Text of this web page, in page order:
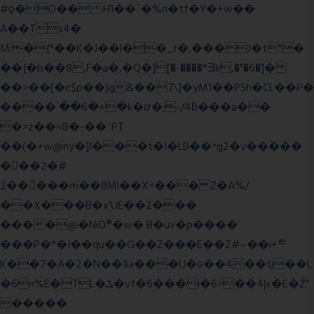
#ϙ�O�� :H1��`�%n�tf�Y�+w��
A��Ts4�
M:�{*��K�J��l��_r�,���J�t"�
��{�b��8,F�a�,�Q�][�-����*Ǝk,�"�6�]�
��>��[�c$p��)g&��7\]�yM1��PSh�CL��P�
����՝��6�+�k�ơ�;-/4ƃ���a��
�>z��=8�-��`PT
��(�+w@ny�]I���t�I�LB��^g2�v�����
��ٕ�2�#
2�����m��8Ml��X<��� Z�A%/
��X���B�x'UE��֔2���
����@�NiO®�w� B�uv�p����
���P�*�I��qu��G��Z��� E��Z#~��i+ᄐ
K��7�A�2�N��ăa���U�ɢ��4��tj��L
�6n%E�TL�ݎ�vf�6���i�6>��4|x�E�Ź"
�����